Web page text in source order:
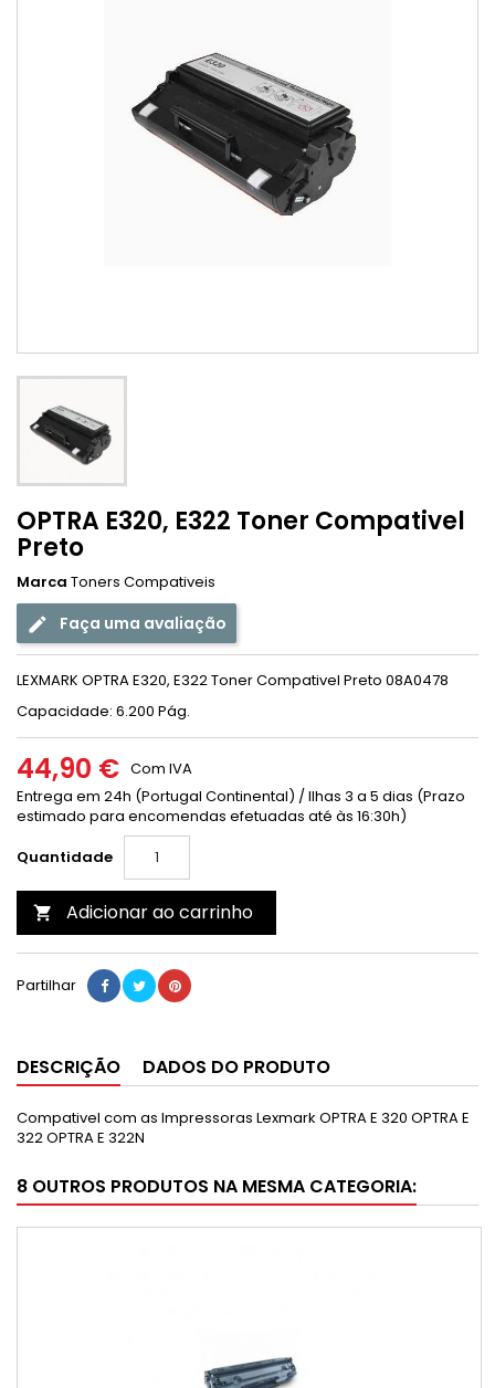
OPTRA E320, E322 Toner Compativel
Preto
Marca Toners Compativeis
Faça uma avaliação
LEXMARK OPTRA E320, E322 Toner Compativel Preto 08A0478
Capacidade: 6.200 Pág.
44,90 € Com IVA
Entrega em 24h (Portugal Continental) / Ilhas 3 a 5 dias (Prazo
estimado para encomendas efetuadas até às 16:30h)
Quantidade
 Adicionar ao carrinho
Partilhar
DESCRIÇÃO DADOS DO PRODUTO
Compativel com as Impressoras Lexmark OPTRA E 320 OPTRA E
322OPTRA E 322N
8 OUTROS PRODUTOS NA MESMA CATEGORIA: